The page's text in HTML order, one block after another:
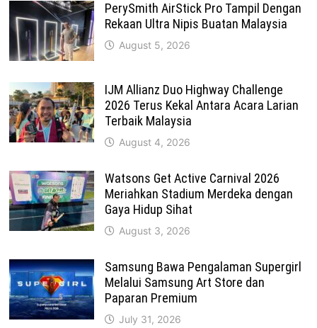
PerySmith AirStick Pro Tampil Dengan
Rekaan Ultra Nipis Buatan Malaysia
August 5, 2026
IJM Allianz Duo Highway Challenge
2026 Terus Kekal Antara Acara Larian
Terbaik Malaysia
August 4, 2026
Watsons Get Active Carnival 2026
Meriahkan Stadium Merdeka dengan
Gaya Hidup Sihat
August 3, 2026
Samsung Bawa Pengalaman Supergirl
Melalui Samsung Art Store dan
Paparan Premium
July 31, 2026